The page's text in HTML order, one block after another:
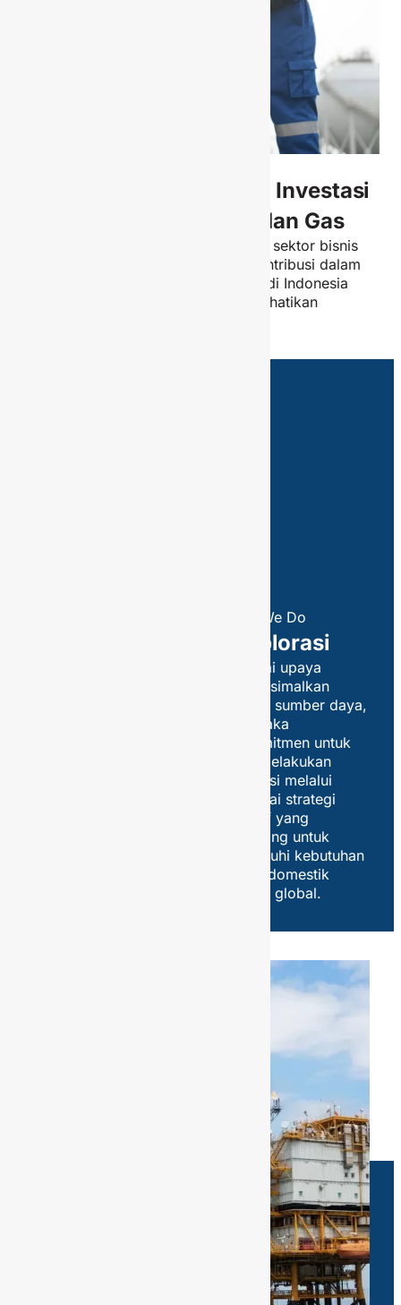
Menjalankan Usaha dan Investasi
di Bidang Hulu Minyak dan Gas
Dengan rekam jejak yang panjang di sektor bisnis
perminyakan, PGN Saka telah berkontribusi dalam
produksi cadangan minyak dan gas di Indonesia
maupun dunia dengan tetap memperhatikan
What We Do
Eksplorasi
Sebagai upaya
memaksimalkan
potensi sumber daya,
PGN Saka
berkomitmen untuk
terus melakukan
ekspansi melalui
berbagai strategi
inovatif yang
dirancang untuk
memenuhi kebutuhan
energi domestik
bahkan global.